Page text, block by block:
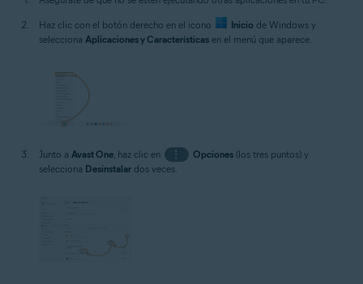
Haz clic con el botón derecho en el icono Inicio de Windows y
selecciona Aplicaciones y Características en el menú que aparece.
Junto a Avast One , haz clic en ⋮ Opciones(los tres puntos) y
selecciona Desinstalar dos veces.